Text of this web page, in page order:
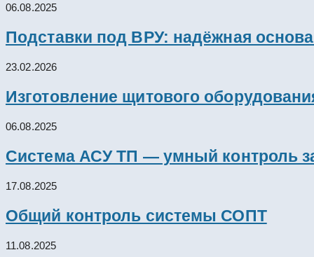
06.08.2025
Подставки под ВРУ: надёжная
23.02.2026
Изготовление щитового
06.08.2025
Система АСУ ТП — умный контроль
17.08.2025
Общий контроль системы СОПТ
11.08.2025